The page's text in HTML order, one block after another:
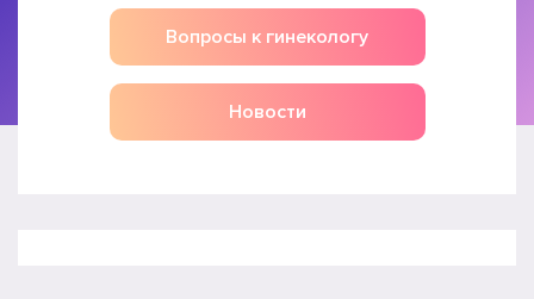
Вопросы к гинекологу
Новости